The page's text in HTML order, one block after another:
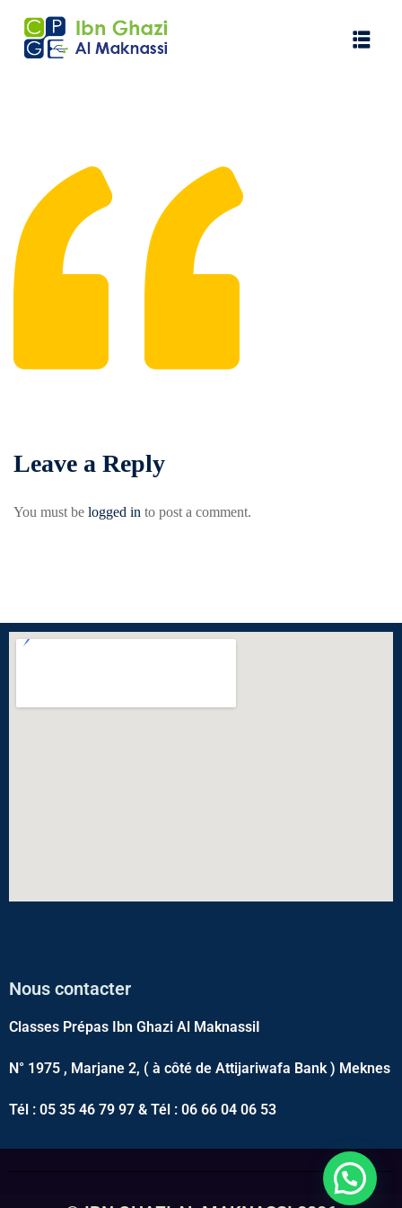
Leave a Reply
You must be logged in to post a comment.
Nous contacter
Classes Prépas Ibn Ghazi Al MaknassiI
N° 1975 , Marjane 2, ( à côté de Attijariwafa Bank ) Meknes
Tél : 05 35 46 79 97 & Tél : 06 66 04 06 53